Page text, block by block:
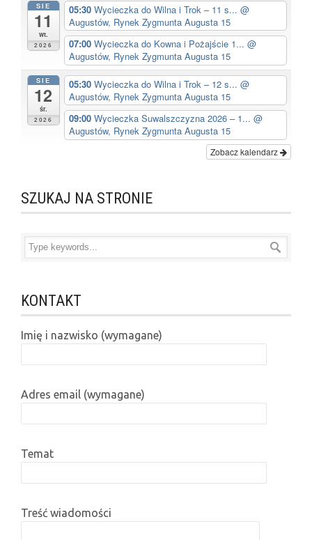
SIE
11
wt.
2026
05:30 Wycieczka do Wilna i Trok – 11 s... @
Augustów, Rynek Zygmunta Augusta 15
07:00 Wycieczka do Kowna i Pożajście 1... @
Augustów, Rynek Zygmunta Augusta 15
SIE
12
śr.
2026
05:30 Wycieczka do Wilna i Trok – 12 s... @
Augustów, Rynek Zygmunta Augusta 15
09:00 Wycieczka Suwalszczyzna 2026 – 1... @
Augustów, Rynek Zygmunta Augusta 15
Zobacz kalendarz
SZUKAJ NA STRONIE
KONTAKT
Imię i nazwisko (wymagane)
Adres email (wymagane)
Temat
Treść wiadomości